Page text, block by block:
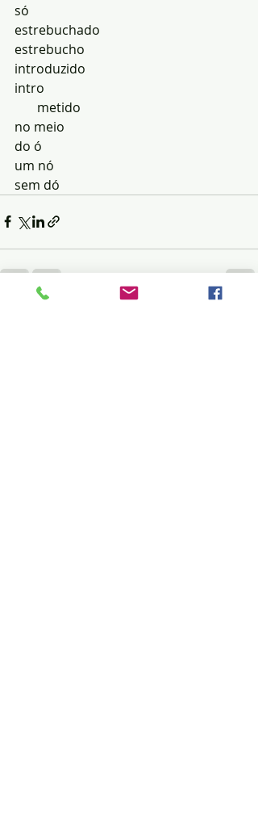
só
estrebuchado
estrebucho
introduzido
intro
metido
no meio
do ó
um nó
sem dó